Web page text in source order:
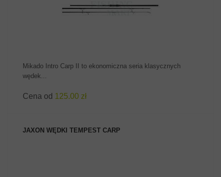
Mikado Intro Carp II to ekonomiczna seria klasycznych
wędek...
Cena od 125.00 zł
JAXON WĘDKI TEMPEST CARP